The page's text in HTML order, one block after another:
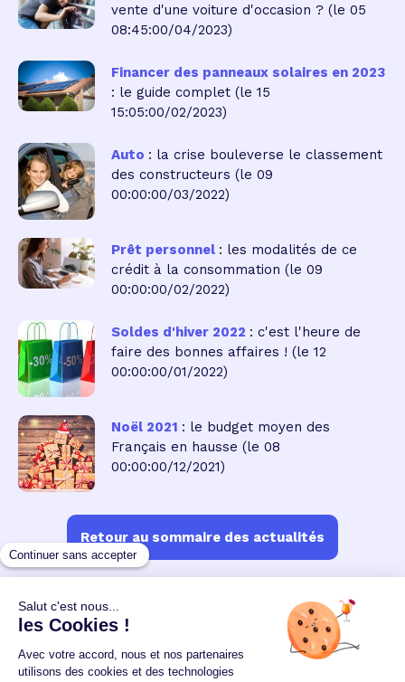
vente d'une voiture d'occasion ? (le 05
08:45:00/04/2023)
Financer des panneaux solaires en 2023
: le guide complet (le 15
15:05:00/02/2023)
Auto : la crise bouleverse le classement
des constructeurs (le 09
00:00:00/03/2022)
Prêt personnel : les modalités de ce
crédit à la consommation (le 09
00:00:00/02/2022)
Soldes d'hiver 2022 : c'est l'heure de
faire des bonnes affaires ! (le 12
00:00:00/01/2022)
Noël 2021 : le budget moyen des
Français en hausse (le 08
00:00:00/12/2021)
Retour au sommaire des actualités
Un crédit vous engage et doit être remboursé.